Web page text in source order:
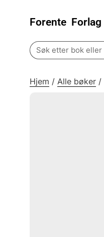
Forente Forlag
Search
for:
Hjem / Alle bøker /